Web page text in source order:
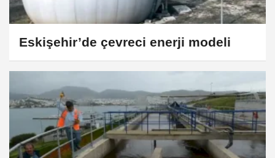
Eskişehir’de çevreci enerji modeli